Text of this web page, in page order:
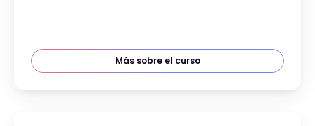
Más sobre el curso